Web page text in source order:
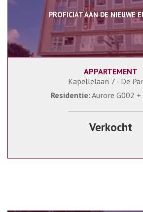
PROFICIAT AAN DE NIEUWE
74 m² 3
APPARTEMENT
Kapellelaan 7 - De
Residentie: Aurore G002
Verkocht